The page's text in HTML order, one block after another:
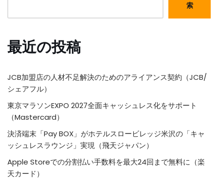
索
最近の投稿
JCB加盟店の人材不足解決のためのアライアンス契約（JCB/
シェアフル）
東京マラソンEXPO 2027全面キャッシュレス化をサポート
（Mastercard）
決済端末「Pay BOX」がホテルスロービレッジ米沢の「キャ
ッシュレスラウンジ」実現（飛天ジャパン）
Apple Storeでの分割払い手数料を最大24回まで無料に（楽
天カード）